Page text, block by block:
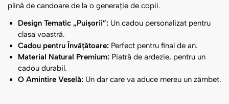
plină de candoare de la o generație de copii.
Design Tematic „Puișorii”: Un cadou personalizat pentru
clasa voastră.
Cadou pentru Învățătoare: Perfect pentru final de an.
Material Natural Premium: Piatră de ardezie, pentru un
cadou durabil.
O Amintire Veselă: Un dar care va aduce mereu un zâmbet.